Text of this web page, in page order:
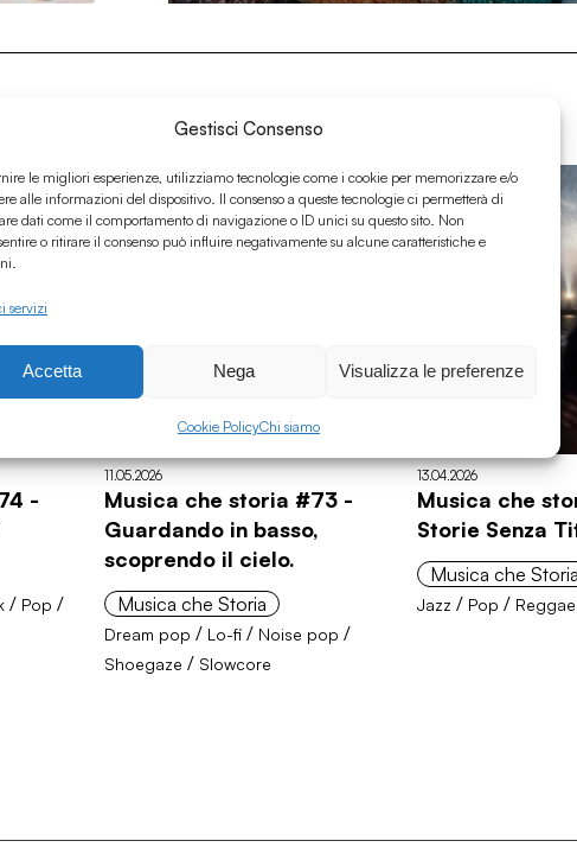
Gestisci Consenso
le migliori esperienze, utilizziamo tecnologie come i cookie per memorizzare e/o
alle informazioni del dispositivo. Il consenso a queste tecnologie ci permetterà di
dati come il comportamento di navigazione o ID unici su questo sito. Non
o ritirare il consenso può influire negativamente su alcune caratteristiche e
servizi
Accetta Nega Visualizza le preferenze
Cookie PolicyChi siamo
-
/ Pop /
11.05.2026
Musica che storia #73 -
Guardando in basso,
scoprendo il cielo.
Musica che Storia
Dream pop / Lo-fi/ Noise pop /
Shoegaze / Slowcore
13.04.2026
Musica che
Storie Senza
Musica che Storia
Jazz / Pop / Reggae